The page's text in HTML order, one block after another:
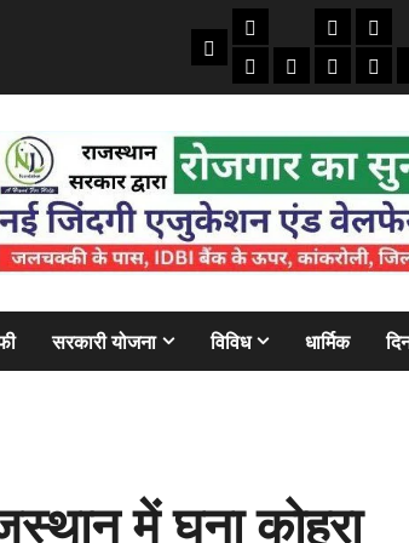
Home
तकनीकी
ऑटो
मोबाइल
क्राइम/
अजबबैंक
सरकारी योजना विविध धार्मिक
में घना कोहरा